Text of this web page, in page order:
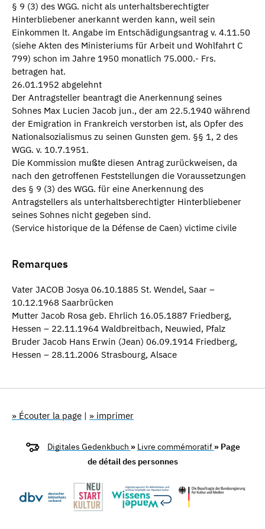
§ 9 (3) des WGG. nicht als unterhaltsberechtigter
Hinterbliebener anerkannt werden kann, weil sein
Einkommen lt. Angabe im Entschädigungsantrag v. 4.11.50
(siehe Akten des Ministeriums für Arbeit und Wohlfahrt C
799) schon im Jahre 1950 monatlich 75.000.- Frs.
betragen hat.
26.01.1952 abgelehnt
Der Antragsteller beantragt die Anerkennung seines
Sohnes Max Lucien Jacob jun., der am 22.5.1940 während
der Emigration in Frankreich verstorben ist, als Opfer des
Nationalsozialismus zu seinen Gunsten gem. §§ 1, 2 des
WGG. v. 10.7.1951.
Die Kommission mußte diesen Antrag zurückweisen, da
nach den getroffenen Feststellungen die Voraussetzungen
des § 9 (3) des WGG. für eine Anerkennung des
Antragstellers als unterhaltsberechtigter Hinterbliebener
seines Sohnes nicht gegeben sind.
(Service historique de la Défense de Caen) victime civile
Remarques
Vater JACOB Josya 06.10.1885 St. Wendel, Saar –
10.12.1968 Saarbrücken
Mutter Jacob Rosa geb. Ehrlich 16.05.1887 Friedberg,
Hessen – 22.11.1964 Waldbreitbach, Neuwied, Pfalz
Bruder Jacob Hans Erwin (Jean) 06.09.1914 Friedberg,
Hessen – 28.11.2006 Strasbourg, Alsace
» Écouter la page | » imprimer
Digitales Gedenkbuch » Livre commémoratif » Page
de détail des personnes